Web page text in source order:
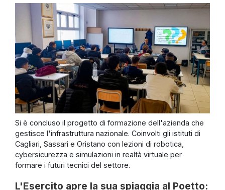
Si è concluso il progetto di formazione dell'azienda che
gestisce l'infrastruttura nazionale. Coinvolti gli istituti di
Cagliari, Sassari e Oristano con lezioni di robotica,
cybersicurezza e simulazioni in realtà virtuale per
formare i futuri tecnici del settore.
L'Esercito apre la sua spiaggia al Poetto: